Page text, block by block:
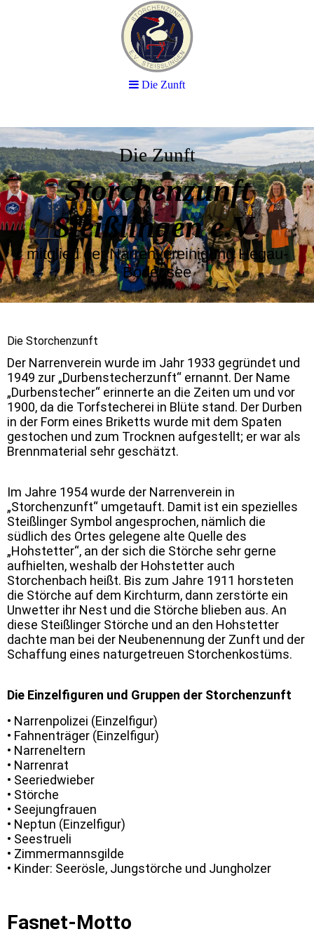
Die Zunft
Storchenzunft
Steißlingen e.V.
mitglied der Narrenvereinigung Hegau-
Bodensee
Die Storchenzunft
Der Narrenverein wurde im Jahr 1933 gegründet und
1949 zur „Durbenstecherzunft“ ernannt. Der Name
„Durbenstecher“ erinnerte an die Zeiten um und vor
1900, da die Torfstecherei in Blüte stand. Der Durben
in der Form eines Briketts wurde mit dem Spaten
gestochen und zum Trocknen aufgestellt; er war als
Brennmaterial sehr geschätzt.
Im Jahre 1954 wurde der Narrenverein in
„Storchenzunft“ umgetauft. Damit ist ein spezielles
Steißlinger Symbol angesprochen, nämlich die
südlich des Ortes gelegene alte Quelle des
„Hohstetter“, an der sich die Störche sehr gerne
aufhielten, weshalb der Hohstetter auch
Storchenbach heißt. Bis zum Jahre 1911 horsteten
die Störche auf dem Kirchturm, dann zerstörte ein
Unwetter ihr Nest und die Störche blieben aus. An
diese Steißlinger Störche und an den Hohstetter
dachte man bei der Neubenennung der Zunft und der
Schaffung eines naturgetreuen Storchenkostüms.
Die Einzelfiguren und Gruppen der Storchenzunft
• Narrenpolizei (Einzelfigur)
• Fahnenträger (Einzelfigur)
• Narreneltern
• Narrenrat
• Seeriedwieber
• Störche
• Seejungfrauen
• Neptun (Einzelfigur)
• Seestrueli
• Zimmermannsgilde
• Kinder: Seerösle, Jungstörche und Jungholzer
Fasnet-Motto
Die Zunft